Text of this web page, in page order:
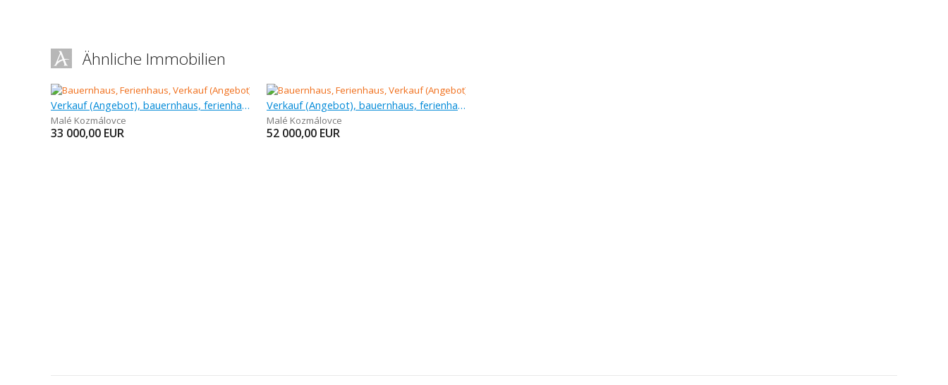
Ähnliche Immobilien
Verkauf (Angebot), bauernhaus, ferienhaus
Malé Kozmálovce
33 000,00 EUR
Verkauf (Angebot), bauernhaus, ferienhaus
Malé Kozmálovce
52 000,00 EUR